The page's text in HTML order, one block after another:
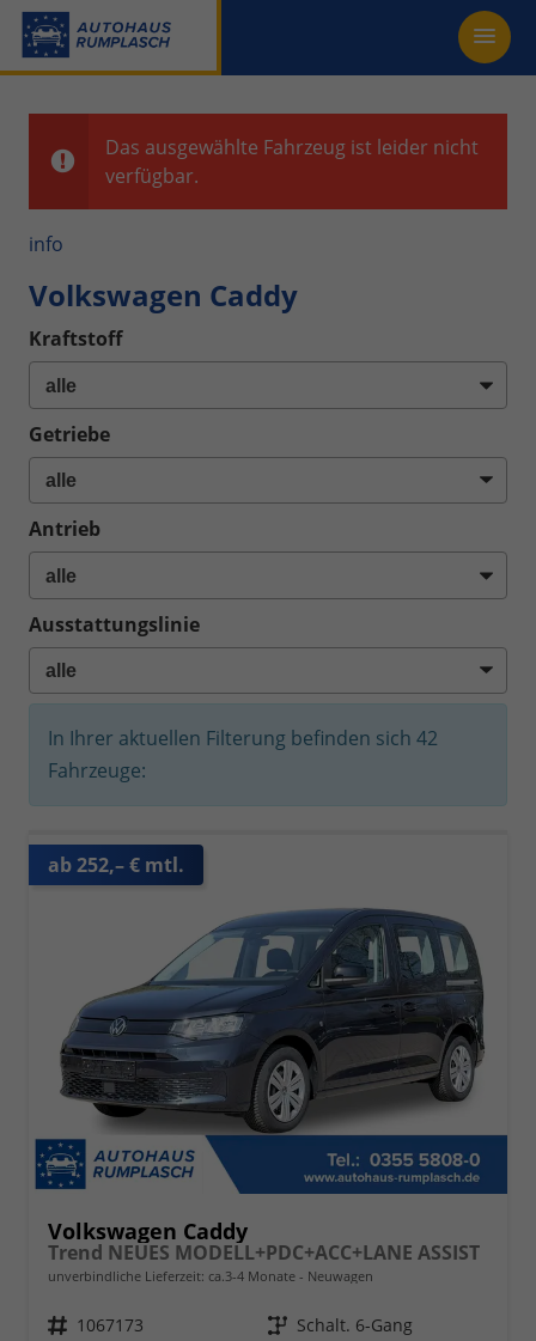
Das ausgewählte Fahrzeug ist leider nicht
verfügbar.
info
Volkswagen Caddy
Kraftstoff
Getriebe
Antrieb
Ausstattungslinie
In Ihrer aktuellen Filterung befinden sich 42
Fahrzeuge:
ab 252,– € mtl.
Volkswagen Caddy
Trend NEUES MODELL+PDC+ACC+LANE ASSIST
unverbindliche Lieferzeit: ca.3-4 Monate Neuwagen
Fahrzeugnr. 1067173 Getriebe Schalt. 6-Gang